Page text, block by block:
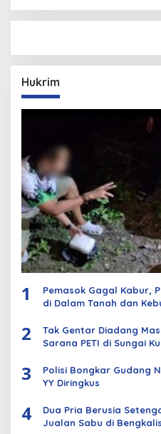
Hukrim
1
Pemasok Gagal Kabur,
di Dalam Tanah dan
2
Tak Gentar Diadang
Sarana PETI di Sungai
3
Polisi Bongkar Gudang
YY Diringkus
4
Dua Pria Berusia
Jualan Sabu di Bengkalis